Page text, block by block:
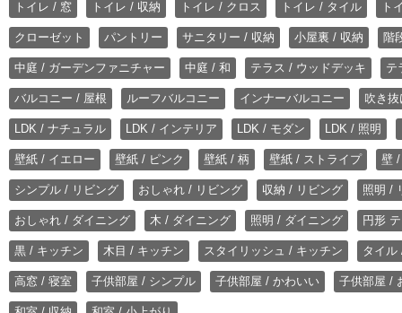
トイレ / 窓 トイレ / 収納 トイレ / クロス トイレ / タイル ト
クローゼット パントリー サニタリー / 収納 小屋裏 / 収納 階
中庭 / ガーデンファニチャー 中庭 / 和 テラス / ウッドデッキ テ
バルコニー / 屋根 ルーフバルコニー インナーバルコニー 吹き
LDK / ナチュラル LDK / インテリア LDK / モダン LDK / 照明
壁紙 / イエロー 壁紙 / ピンク 壁紙 / 柄 壁紙 / ストライプ 壁
シンプル / リビング おしゃれ / リビング 収納 / リビング 照明 /
おしゃれ / ダイニング 木 / ダイニング 照明 / ダイニング 円形
黒 / キッチン 木目 / キッチン スタイリッシュ / キッチン タイル
高窓 / 寝室 子供部屋 / シンプル 子供部屋 / かわいい 子供部屋 /